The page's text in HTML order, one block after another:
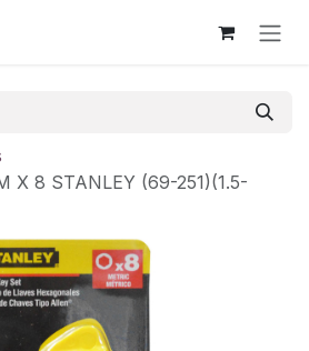
X 8 STANLEY (69-251)(1.5-